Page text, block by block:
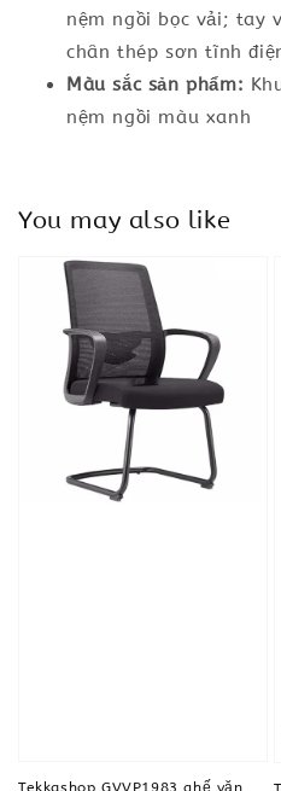
nệm ngồi bọc vải; tay
chân thép sơn tĩnh
Màu sắc sản phẩm:
nệm ngồi màu xanh
You may also like
Tekkashop GVVP1983 ghế văn